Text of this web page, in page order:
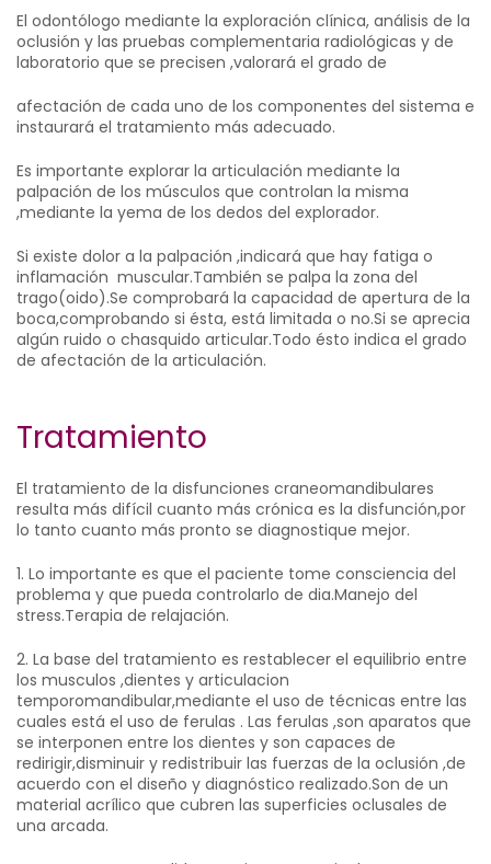
El odontólogo mediante la exploración clínica, análisis de la
oclusión y las pruebas complementaria radiológicas y de
laboratorio que se precisen ,valorará el grado de
afectación de cada uno de los componentes del sistema e
instaurará el tratamiento más adecuado.
Es importante explorar la articulación mediante la
palpación de los músculos que controlan la misma
,mediante la yema de los dedos del explorador.
Si existe dolor a la palpación ,indicará que hay fatiga o
inflamación muscular.También se palpa la zona del
trago(oido).Se comprobará la capacidad de apertura de la
boca,comprobando si ésta, está limitada o no.Si se aprecia
algún ruido o chasquido articular.Todo ésto indica el grado
de afectación de la articulación.
Tratamiento
El tratamiento de la disfunciones craneomandibulares
resulta más difícil cuanto más crónica es la disfunción,por
lo tanto cuanto más pronto se diagnostique mejor.
1. Lo importante es que el paciente tome consciencia del
problema y que pueda controlarlo de dia.Manejo del
stress.Terapia de relajación.
2. La base del tratamiento es restablecer el equilibrio entre
los musculos ,dientes y articulacion
temporomandibular,mediante el uso de técnicas entre las
cuales está el uso de ferulas . Las ferulas ,son aparatos que
se interponen entre los dientes y son capaces de
redirigir,disminuir y redistribuir las fuerzas de la oclusión ,de
acuerdo con el diseño y diagnóstico realizado.Son de un
material acrílico que cubren las superficies oclusales de
una arcada.